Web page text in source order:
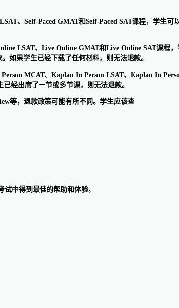
、Self-Paced GMAT和Self-Paced SAT课程，学生
LSAT、Live Online GMAT和Live Online SAT课程
如果学生已经下载了任何材料，则无法退款。
MCAT、Kaplan In Person LSAT、Kaplan In
经出席了一节或多节课，则无法退款。
等，退款政策可能有所不同。学生应该查
中得到最佳的帮助和体验。